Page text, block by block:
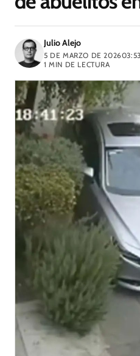
Julio Alejo
5 DE MARZO DE 2026
1 MIN DE LECTURA